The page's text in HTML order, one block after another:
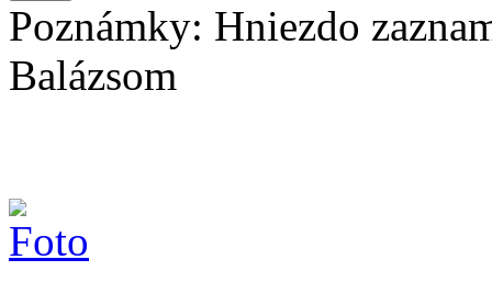
Poznámky: Hniezdo
Balázsom